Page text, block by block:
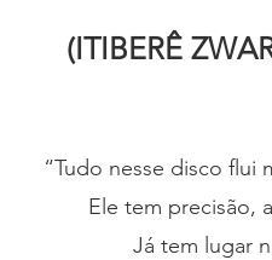
(ITIBERÊ
“Tudo nesse disco flui
Ele tem precisão,
Já tem lugar